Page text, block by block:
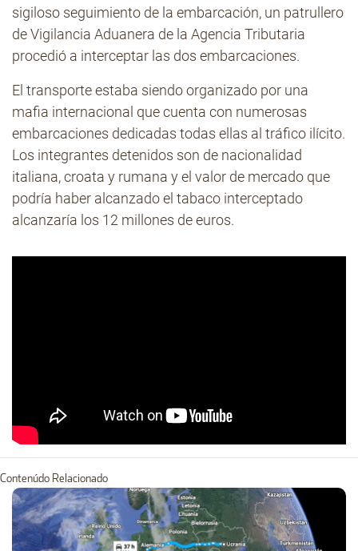
sigiloso seguimiento de la embarcación, un patrullero
de Vigilancia Aduanera de la Agencia Tributaria
procedió a interceptar las dos embarcaciones.
El transporte estaba siendo organizado por una
mafia internacional que cuenta con numerosas
embarcaciones dedicadas todas ellas al tráfico ilícito.
Los integrantes detenidos son de nacionalidad
italiana, croata y rumana y el valor de mercado que
podría haber alcanzado el tabaco interceptado
alcanzaría los 12 millones de euros.
Contenúdo Relacionado